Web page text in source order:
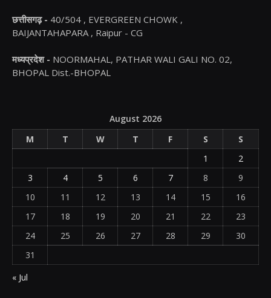
छत्तीसगढ़ - 40/504 , EVERGREEN CHOWK ,
BAIJANTAHAPARA , Raipur - CG
मध्यप्रदेश - NOORMAHAL, PATHAR WALI GALI NO. 02,
BHOPAL Dist.-BHOPAL
August 2026
M
T W T F S
S
1
2
3
4 5 6 7 8
9
10
11 12 13 14 15
16
17
18 19 20 21 22
23
24
25 26 27 28 29
30
31
« Jul